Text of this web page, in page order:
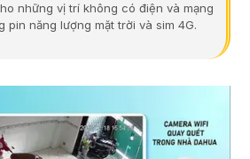
những vị trí không có điện và mạng
pin năng lượng mặt trời và sim 4G.